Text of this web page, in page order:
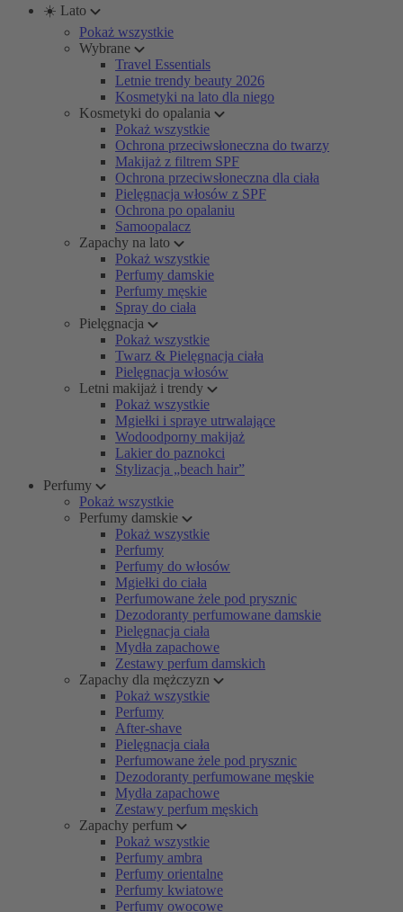
☀️ Lato
Pokaż wszystkie
Wybrane
Travel Essentials
Letnie trendy beauty 2026
Kosmetyki na lato dla niego
Kosmetyki do opalania
Pokaż wszystkie
Ochrona przeciwsłoneczna do twarzy
Makijaż z filtrem SPF
Ochrona przeciwsłoneczna dla ciała
Pielęgnacja włosów z SPF
Ochrona po opalaniu
Samoopalacz
Zapachy na lato
Pokaż wszystkie
Perfumy damskie
Perfumy męskie
Spray do ciała
Pielęgnacja
Pokaż wszystkie
Twarz & Pielęgnacja ciała
Pielęgnacja włosów
Letni makijaż i trendy
Pokaż wszystkie
Mgiełki i spraye utrwalające
Wodoodporny makijaż
Lakier do paznokci
Stylizacja „beach hair”
Perfumy
Pokaż wszystkie
Perfumy damskie
Pokaż wszystkie
Perfumy
Perfumy do włosów
Mgiełki do ciała
Perfumowane żele pod prysznic
Dezodoranty perfumowane damskie
Pielęgnacja ciała
Mydła zapachowe
Zestawy perfum damskich
Zapachy dla mężczyzn
Pokaż wszystkie
Perfumy
After-shave
Pielęgnacja ciała
Perfumowane żele pod prysznic
Dezodoranty perfumowane męskie
Mydła zapachowe
Zestawy perfum męskich
Zapachy perfum
Pokaż wszystkie
Perfumy ambra
Perfumy orientalne
Perfumy kwiatowe
Perfumy owocowe